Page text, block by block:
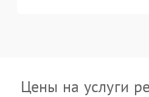
Цены на услуги